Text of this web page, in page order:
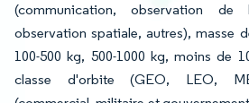
(communication, observation de
observation spatiale, autres), masse
100-500 kg, 500-1000 kg, moins de
classe d'orbite (GEO, LEO,